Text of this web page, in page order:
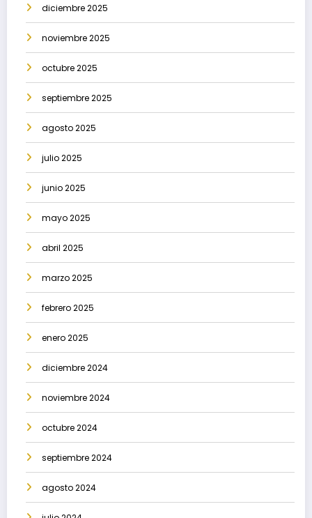
diciembre 2025
noviembre 2025
octubre 2025
septiembre 2025
agosto 2025
julio 2025
junio 2025
mayo 2025
abril 2025
marzo 2025
febrero 2025
enero 2025
diciembre 2024
noviembre 2024
octubre 2024
septiembre 2024
agosto 2024